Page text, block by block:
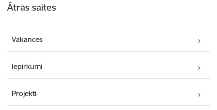
Ātrās saites
Vakances
Iepirkumi
Projekti